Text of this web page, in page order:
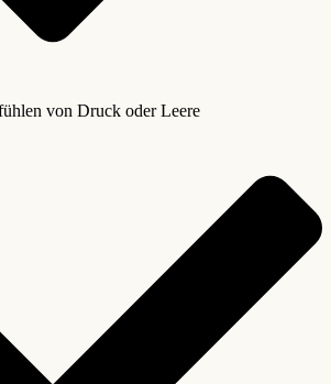
von Druck oder Leere